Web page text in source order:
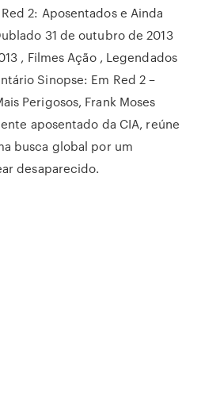
2: Aposentados e Ainda
31 de outubro de 2013
, Filmes Ação , Legendados
Sinopse: Em Red 2 –
Perigosos, Frank Moses
aposentado da CIA, reúne
busca global por um
desaparecido.